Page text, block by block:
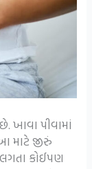
ખાવા પીવામાં
માટે જીરું
લગતા કોઈપણ